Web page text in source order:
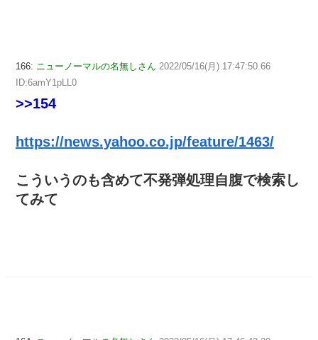
166: ニューノーマルの名無しさん 2022/05/16(月) 17:47:50.66
ID:6amY1pLL0
>>154
https://news.yahoo.co.jp/feature/1463/
こういうのも含めて不発弾処理自腹で検索し
てみて